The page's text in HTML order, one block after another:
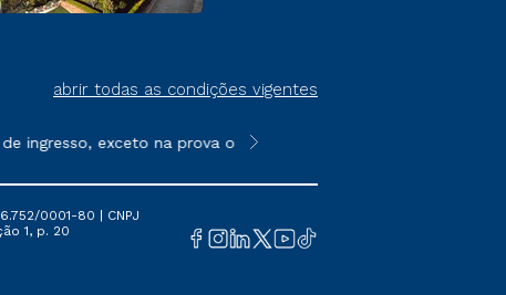
abrir todas as condições vigentes
exceto na prova on-line ou agendada, que
**Semipresencial é um formato do
0001-80 | CNPJ
1, p. 20